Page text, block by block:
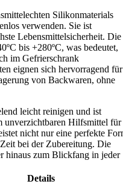
Silikonmaterials
verwenden. Sie ist
Lebensmittelsicherheit. Die
bis +280ºC, was bedeutet,
im Gefrierschrank
eignen sich hervorragend für
von Backwaren, ohne
leicht reinigen und ist
unverzichtbaren Hilfsmittel für
nicht nur eine perfekte
bei der Zubereitung. Die
hinaus zum Blickfang in jeder
Details